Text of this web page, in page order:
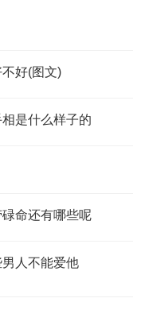
好(图文)
是什么样子的
命还有哪些呢
人不能爱他